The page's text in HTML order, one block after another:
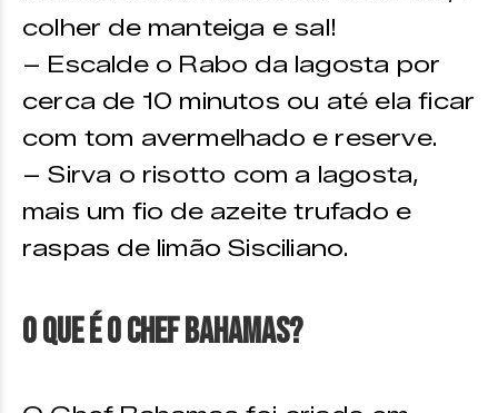
colher de manteiga e sal!
– Escalde o Rabo da lagosta por
cerca de 10 minutos ou até ela ficar
com tom avermelhado e reserve.
– Sirva o risotto com a lagosta,
mais um fio de azeite trufado e
raspas de limão Sisciliano.
O que é o Chef Bahamas?